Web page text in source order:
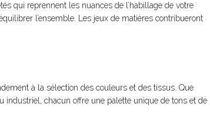
qui reprennent les nuances de l’habillage de votre
l’ensemble. Les jeux de matières contribueront
à la sélection des couleurs et des tissus. Que
chacun offre une palette unique de tons et de